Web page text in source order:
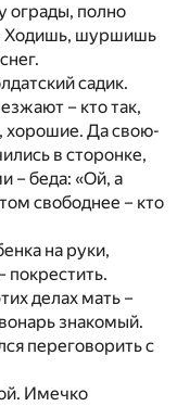
ограды, полно
Ходишь, шуршишь
садик.
– кто так,
хорошие. Да свою-
в сторонке,
– беда: «Ой, а
свободнее – кто
на руки,
покрестить.
делах мать –
знакомый.
переговорить с
Имечко